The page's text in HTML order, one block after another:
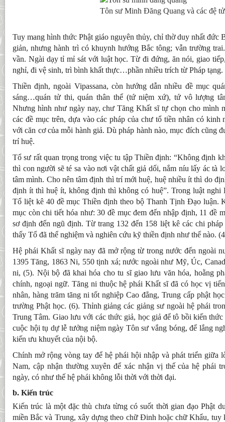
Tôn sư Minh Đăng Quang và các đệ
Tuy mang hình thức Phật giáo nguyên thủy, chỉ thờ duy nhất đức
giản, nhưng hành trì có khuynh hướng Bắc tông; vẫn trường
vần. Ngài dạy tỉ mỉ sát với luật học. Từ đi đứng, ăn nói, giao
nghỉ, đi vệ sinh, trì bình khất thực…phần nhiều trích từ Pháp tạng.
Thiền định, ngoài Vipassana, còn hướng dẫn nhiều đề mục
sáng…quán tử thi, quán thân thể (tứ niệm xứ), tứ vô lượng
Nhưng hình như ngày nay, chư Tăng Khất sĩ tự chọn cho mình
các đề mục trên, dựa vào các pháp của chư tổ tiền nhân có kinh
với căn cơ của mỗi hành giả. Dù pháp hành nào, mục đích cũng
trí huệ.
Tổ sư rất quan trọng trong việc tu tập Thiền định: “Không định
thì con người sẽ té sa vào nơi vật chất giả dối, nắm níu lấy ác tà
tâm mình. Cho nên tâm định thì trí mới huệ, huệ nhiều ít thì do
định ít thì huệ ít, không định thì không có huệ”. Trong luật
Tổ liệt kê 40 đề mục Thiền định theo bộ Thanh Tịnh Đạo luận.
mục còn chi tiết hóa như: 30 đề mục đem đến nhập định, 11 đề
sơ định đến ngũ định. Từ trang 132 đến 158 liệt kê các chi
thấy Tổ đã thể nghiệm và nghiên cứu kỹ thiền định như thế nào.
Hệ phái Khất sĩ ngày nay đã mở rộng từ trong nước đến ngoài
1395 Tăng, 1863 Ni, 550 tịnh xá; nước ngoài như Mỹ, Úc,
ni, (5). Nội bộ đã khai hóa cho tu sĩ giao lưu văn hóa, hoằng
chính, ngoại ngữ. Tăng ni thuộc hệ phái Khất sĩ đã có học vị
nhân, hàng trăm tăng ni tốt nghiệp Cao đẳng, Trung cấp phật
trường Phật học. (6). Thỉnh giảng các giảng sư ngoài hệ phái
Trung Tâm. Giao lưu với các thức giả, học giả để tô bồi kiến
cuộc hội tụ dự lễ tưởng niệm ngày Tôn sư vắng bóng, để lắng
kiến ưu khuyết của nội bộ.
Chính mở rộng vòng tay để hệ phái hội nhập và phát triển giữa
Nam, cập nhận thường xuyên để xác nhận vị thế của hệ phái
ngày, có như thế hệ phái không lỗi thời với thời đại.
b. Kiến trúc
Kiến trúc là một đặc thù chưa từng có suốt thời gian đạo Phật
miền Bắc và Trung, xây dựng theo chữ Đinh hoặc chữ Khẩu, tuy